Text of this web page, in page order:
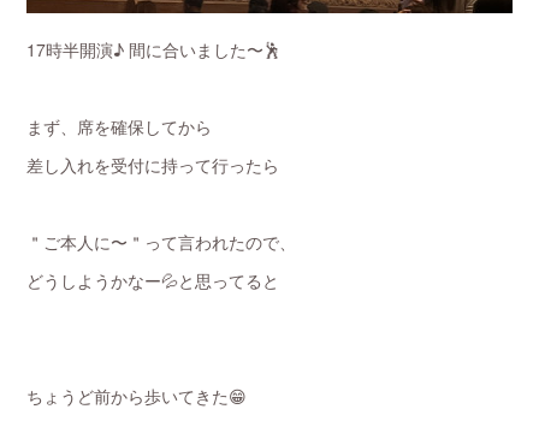
17時半開演♪ 間に合いました〜🕺
まず、席を確保してから
差し入れを受付に持って行ったら
＂ご本人に〜＂って言われたので、
どうしようかなー💦と思ってると
ちょうど前から歩いてきた😁